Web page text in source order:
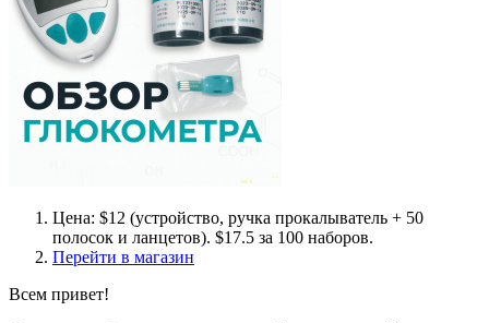
Цена: $12 (устройство, ручка прокалыватель + 50
полосок и ланцетов). $17.5 за 100 наборов.
Перейти в магазин
Всем привет!